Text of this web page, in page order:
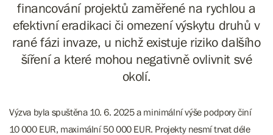
financování projektů zaměřené na rychlou a
efektivní eradikaci či omezení výskytu druhů v
rané fázi invaze, u nichž existuje riziko dalšího
šíření a které mohou negativně ovlivnit své
okolí.
Výzva byla spuštěna 10. 6. 2025 a minimální výše podpory činí
10 000 EUR, maximální 50 000 EUR. Projekty nesmí trvat déle